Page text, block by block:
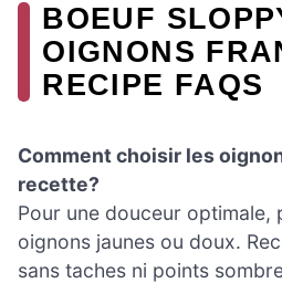
BOEUF
OIGNONS
RECIPE FAQS
Comment choisir les
recette?
Pour une douceur optimale,
oignons jaunes ou doux.
sans taches ni points